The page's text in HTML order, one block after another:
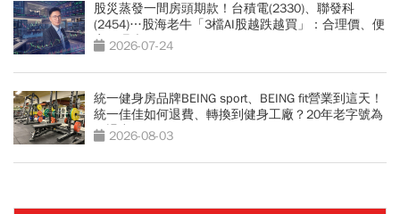
股災蒸發一間房頭期款！台積電(2330)、聯發科
(2454)…股海老牛「3檔AI股越跌越買」：合理價、便
宜價曝光
2026-07-24
統一健身房品牌BEING sport、BEING fit營業到這天！
統一佳佳如何退費、轉換到健身工廠？20年老字號為
何退出
2026-08-03